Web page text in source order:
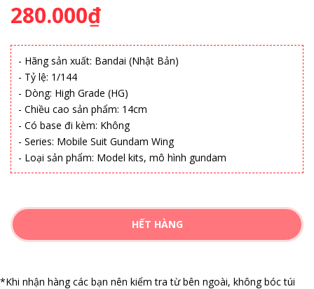
280.000₫
- Hãng sản xuất: Bandai (Nhật Bản)
- Tỷ lệ: 1/144
- Dòng: High Grade (HG)
- Chiều cao sản phẩm: 14cm
- Có base đi kèm: Không
- Series: Mobile Suit Gundam Wing
- Loại sản phẩm: Model kits, mô hình gundam
HẾT HÀNG
*Khi nhận hàng các bạn nên kiểm tra từ bên ngoài, không bóc túi